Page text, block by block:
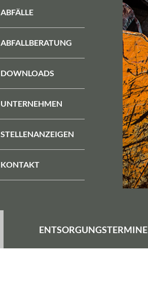
ABFÄLLE
ABFALLBERATUNG
DOWNLOADS
UNTERNEHMEN
STELLENANZEIGEN
KONTAKT
ENTSORGUNGSTERMINE